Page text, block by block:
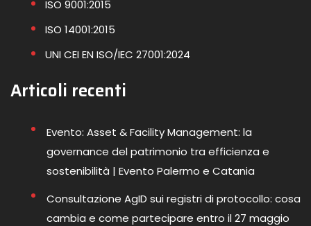
ISO 9001:2015
ISO 14001:2015
UNI CEI EN ISO/IEC 27001:2024
Articoli recenti
Evento: Asset & Facility Management: la
governance del patrimonio tra efficienza e
sostenibilità | Evento Palermo e Catania
Consultazione AgID sui registri di protocollo: cosa
cambia e come partecipare entro il 27 maggio